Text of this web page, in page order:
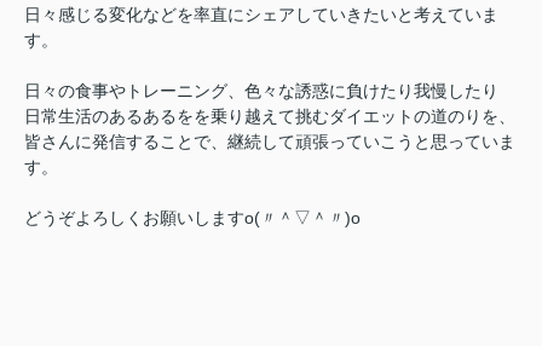
日々感じる変化などを率直にシェアしていきたいと考えていま
す。
日々の食事やトレーニング、色々な誘惑に負けたり我慢したり
日常生活のあるあるをを乗り越えて挑むダイエットの道のりを、
皆さんに発信することで、継続して頑張っていこうと思っていま
す。
どうぞよろしくお願いしますo(〃＾▽＾〃)o